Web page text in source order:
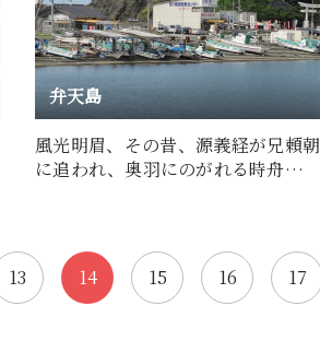
弁天島
風光明眉、その昔、源義経が兄頼朝
に追われ、奥羽にのがれる時舟で鼠
13 14 15 16 17